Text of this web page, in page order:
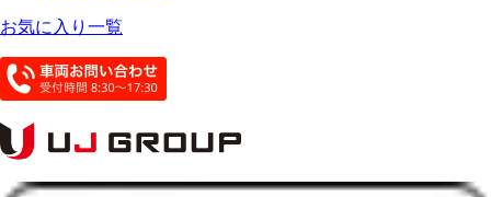
お気に入り一覧